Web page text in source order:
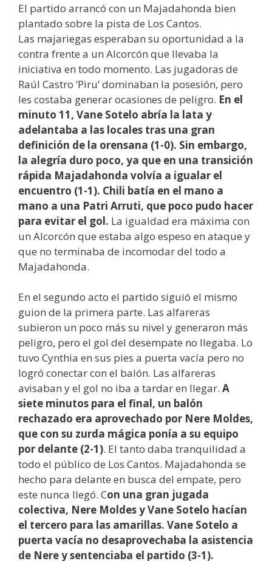
El partido arrancó con un Majadahonda bien
plantado sobre la pista de Los Cantos.
Las majariegas esperaban su oportunidad a la
contra frente a un Alcorcón que llevaba la
iniciativa en todo momento. Las jugadoras de
Raúl Castro ‘Piru’ dominaban la posesión, pero
les costaba generar ocasiones de peligro. En el
minuto 11, Vane Sotelo abría la lata y
adelantaba a las locales tras una gran
definición de la orensana (1-0). Sin embargo,
la alegría duro poco, ya que en una transición
rápida Majadahonda volvía a igualar el
encuentro (1-1). Chili batía en el mano a
mano a una Patri Arruti, que poco pudo hacer
para evitar el gol. La igualdad era máxima con
un Alcorcón que estaba algo espeso en ataque y
que no terminaba de incomodar del todo a
Majadahonda.
En el segundo acto el partido siguió el mismo
guion de la primera parte. Las alfareras
subieron un poco más su nivel y generaron más
peligro, pero el gol del desempate no llegaba. Lo
tuvo Cynthia en sus pies a puerta vacía pero no
logró conectar con el balón. Las alfareras
avisaban y el gol no iba a tardar en llegar. A
siete minutos para el final, un balón
rechazado era aprovechado por Nere Moldes,
que con su zurda mágica ponía a su equipo
por delante (2-1). El tanto daba tranquilidad a
todo el público de Los Cantos. Majadahonda se
hecho para delante en busca del empate, pero
este nunca llegó. Con una gran jugada
colectiva, Nere Moldes y Vane Sotelo hacían
el tercero para las amarillas. Vane Sotelo a
puerta vacía no desaprovechaba la asistencia
de Nere y sentenciaba el partido (3-1).